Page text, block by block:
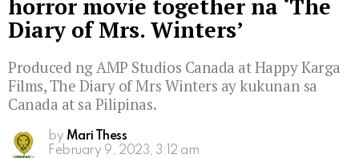
horror movie together na ‘The
Diary of Mrs. Winters’
Produced ng AMP Studios Canada at Happy Karga
Films, The Diary of Mrs Winters ay kukunan sa
Canada at sa Pilipinas.
by Mari Thess
February 9, 2023, 3:12 am